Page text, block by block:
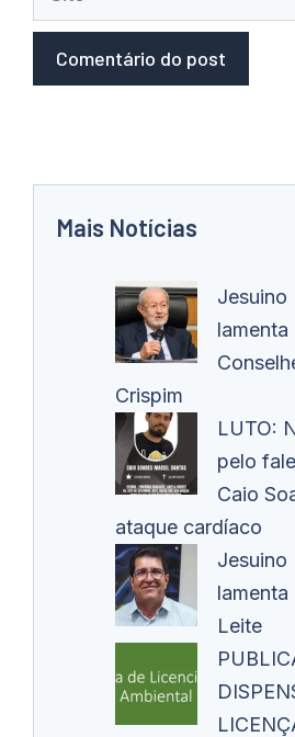
Mais Notícias
Jesuino
Crispim
LUTO:
pelo
Caio
ataque cardíaco
Jesuino
Leite